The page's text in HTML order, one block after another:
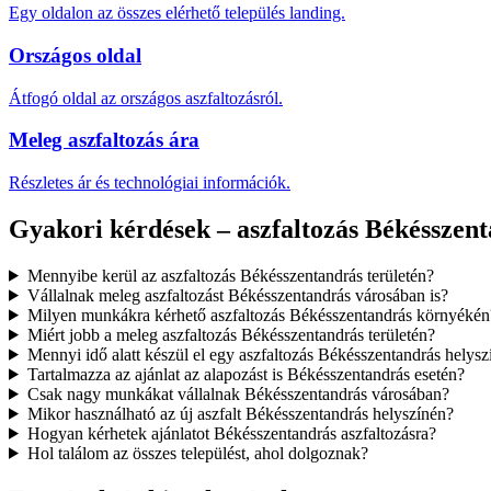
Egy oldalon az összes elérhető település landing.
Országos oldal
Átfogó oldal az országos aszfaltozásról.
Meleg aszfaltozás ára
Részletes ár és technológiai információk.
Gyakori kérdések – aszfaltozás
Mennyibe kerül az aszfaltozás Békésszentandrás területén?
Vállalnak meleg aszfaltozást Békésszentandrás városában is?
Milyen munkákra kérhető aszfaltozás Békésszentandrás
Miért jobb a meleg aszfaltozás Békésszentandrás területén?
Mennyi idő alatt készül el egy aszfaltozás Békésszentandrás
Tartalmazza az ajánlat az alapozást is Békésszentandrás esetén?
Csak nagy munkákat vállalnak Békésszentandrás városában?
Mikor használható az új aszfalt Békésszentandrás helyszínén?
Hogyan kérhetek ajánlatot Békésszentandrás aszfaltozásra?
Hol találom az összes települést, ahol dolgoznak?